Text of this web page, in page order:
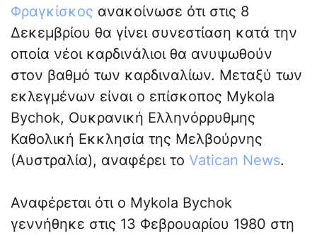
Φραγκίσκος ανακοίνωσε ότι στις 8
Δεκεμβρίου θα γίνει συνεστίαση κατά την
οποία νέοι καρδινάλιοι θα ανυψωθούν
στον βαθμό των καρδιναλίων. Μεταξύ των
εκλεγμένων είναι ο επίσκοπος Mykola
Bychok, Ουκρανική Ελληνόρρυθμης
Καθολική Εκκλησία της Μελβούρνης
(Αυστραλία), αναφέρει το Vatican News.
Αναφέρεται ότι ο Mykola Bychok
γεννήθηκε στις 13 Φεβρουαρίου 1980 στη